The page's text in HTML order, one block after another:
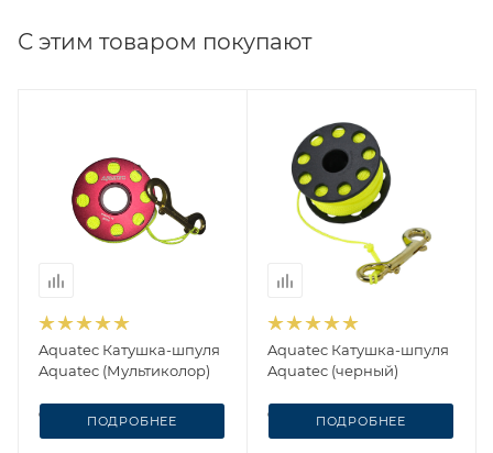
С этим товаром покупают
Aquatec Катушка-шпуля
Aquatec (Мультиколор)
от 4 500 ₽
ПОДРОБНЕЕ
Aquatec Катушка-шпуля
Aquatec (черный)
от 3 024 ₽
ПОДРОБНЕЕ